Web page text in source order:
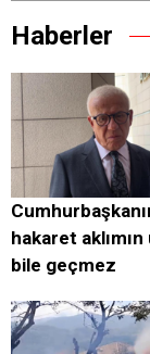
Haberler
hakaret
bile geçmez